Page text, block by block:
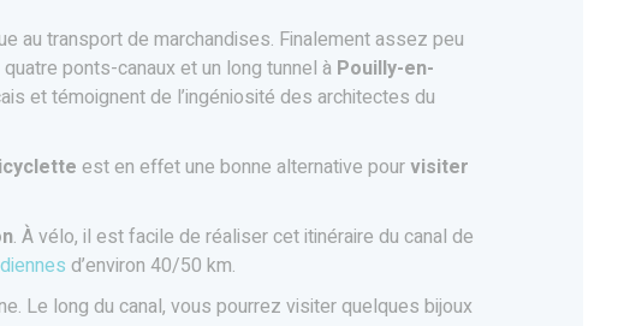
au transport de marchandises. Finalement assez peu
ponts-canaux et un long tunnel à Pouilly-en-
et témoignent de l’ingéniosité des architectes du
est en effet une bonne alternative pourvisiter
. À vélo, il est facile de réaliser cet itinéraire du canal de
d’environ 40/50 km.
Le long du canal, vous pourrez visiter quelques bijoux